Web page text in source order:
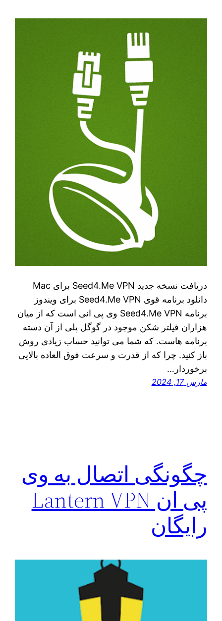
دریافت نسخه جدید Seed4.Me VPN برای ‌Mac
دانلود برنامه قوی Seed4.Me VPN برای ویندوز
برنامه Seed4.Me VPN وی پی انی است که از میان
هزاران فیلتر شکن موجود در گوگل پلی از آن دسته
برنامه‌ هاست. که شما می‌ توانید حساب زیادی روش
باز کنید. چرا که از قدرت و سرعت فوق العاده بالایی
برخوردار…
مارس 17, 2024
چگونگی اتصال به وی
پی ان Lantern VPN
رایگان